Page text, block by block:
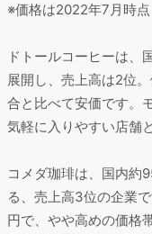
※価格は2022年7月時点
ドトールコーヒーは、
展開し、売上高は2位
合と比べて安価です。
気軽に入りやすい店舗
コメダ珈琲は、国内約
る、売上高3位の企業
円で、やや高めの価格